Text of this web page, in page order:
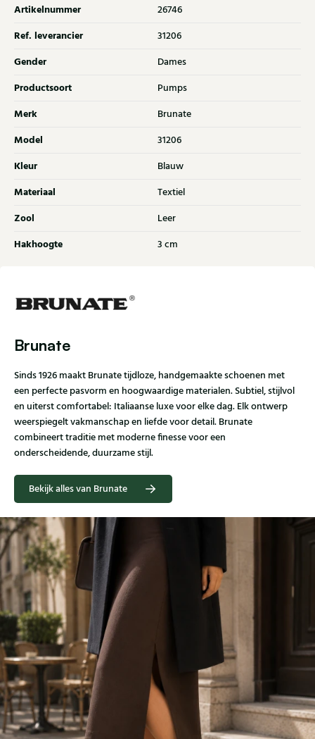
Artikelnummer 26746
Ref. leverancier 31206
Gender Dames
Productsoort Pumps
Merk Brunate
Model 31206
Kleur Blauw
Materiaal Textiel
Zool Leer
Hakhoogte 3 cm
Brunate
Sinds 1926 maakt Brunate tijdloze, handgemaakte schoenen met
een perfecte pasvorm en hoogwaardige materialen. Subtiel, stijlvol
en uiterst comfortabel: Italiaanse luxe voor elke dag. Elk ontwerp
weerspiegelt vakmanschap en liefde voor detail. Brunate
combineert traditie met moderne finesse voor een
onderscheidende, duurzame stijl.
Bekijk alles van Brunate